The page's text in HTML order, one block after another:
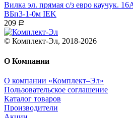
Вилка эл. прямая с/з евро каучук.
ВБп3-1-0м IEK
209 Р
© Комплект-Эл, 2018-2026
О Компании
О компании «Комплект–Эл»
Пользовательское соглашение
Каталог товаров
Производители